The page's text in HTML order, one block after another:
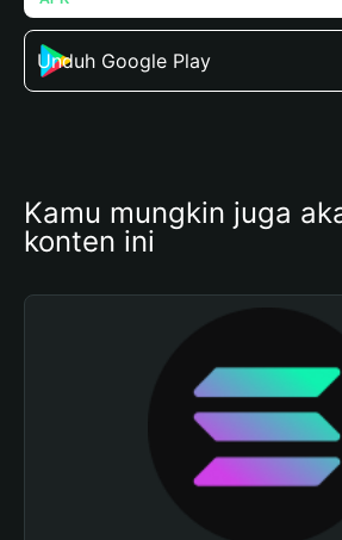
Unduh Google Play
Kamu mungkin juga
konten ini